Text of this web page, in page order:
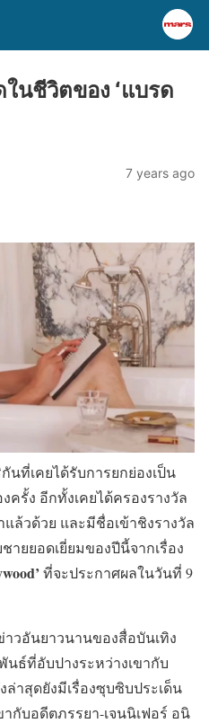
นชีวิตของ ‘แบรด
7 years ago
นที่เคยได้รับการยกย่องเป็น
ครั้ง อีกทั้งเคยได้ครองรางวัล
ล้วด้วย และมีชื่อเข้าชิงรางวัล
ยยอดเยี่ยมของปีนี้จากเรื่อง
ที่จะประกาศผลในวันที่ 9
าวอันยาวนานของสื่อบันเทิง
ธ์ที่อับปางระหว่างเขากับ
ล่าสุดยังมีเรื่องซุบซิบประเด็น
กับอดีตภรรยา-เจนนิเฟอร์ อนิ